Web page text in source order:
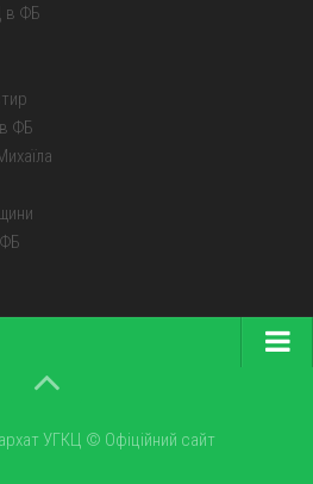
в ФБ
ФБ
УГКЦ © Офіційний сайт